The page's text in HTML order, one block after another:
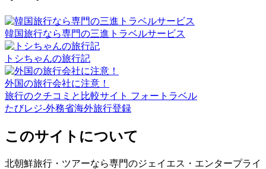
韓国旅行なら専門の三進トラベルサービス
トシちゃんの旅行記
外国の旅行会社に注意！
旅行のクチコミと比較サイト フォートラベル
たびレジ-外務省海外旅行登録
このサイトについて
北朝鮮旅行・ツアーなら専門のジェイエス・エンタープライ